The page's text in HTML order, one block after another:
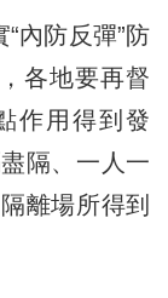
防反彈”防
各地要再督
作用得到發
隔、一人一
離場所得到